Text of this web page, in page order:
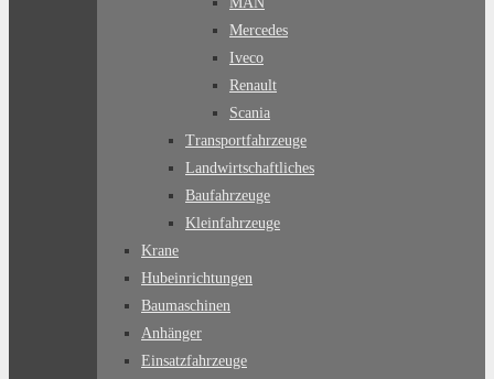
Mercedes
Iveco
Renault
Scania
Transportfahrzeuge
Landwirtschaftliches
Baufahrzeuge
Kleinfahrzeuge
Krane
Hubeinrichtungen
Baumaschinen
Anhänger
Einsatzfahrzeuge